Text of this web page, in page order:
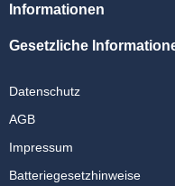
Informationen
Gesetzliche
Datenschutz
AGB
Impressum
Batteriegesetzhinweise